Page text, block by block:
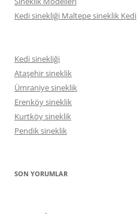
Kedi sinekliği Maltepe sineklik Kedi
Kedi sinekliği
Ataşehir sineklik
Ümraniye sineklik
Erenköy sineklik
Kurtköy sineklik
Pendik sineklik
SON YORUMLAR